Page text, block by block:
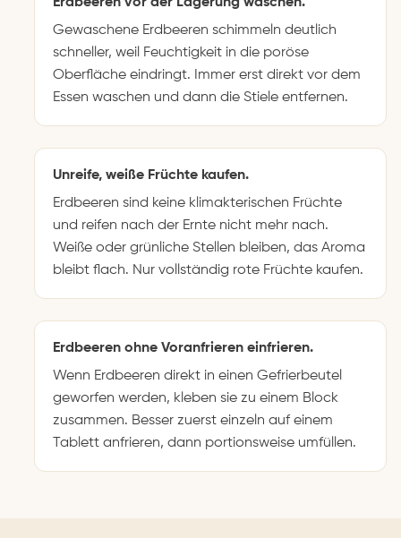
Gewaschene Erdbeeren schimmeln deutlich
schneller, weil Feuchtigkeit in die poröse
Oberfläche eindringt. Immer erst direkt vor dem
Essen waschen und dann die Stiele entfernen.
Unreife, weiße Früchte kaufen.
Erdbeeren sind keine klimakterischen Früchte
und reifen nach der Ernte nicht mehr nach.
Weiße oder grünliche Stellen bleiben, das Aroma
bleibt flach. Nur vollständig rote Früchte kaufen.
Erdbeeren ohne Voranfrieren einfrieren.
Wenn Erdbeeren direkt in einen Gefrierbeutel
geworfen werden, kleben sie zu einem Block
zusammen. Besser zuerst einzeln auf einem
Tablett anfrieren, dann portionsweise umfüllen.